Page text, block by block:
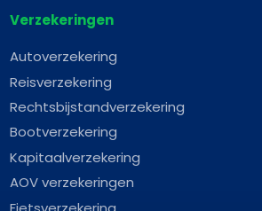
Verzekeringen
Autoverzekering
Reisverzekering
Rechtsbijstandverzekering
Bootverzekering
Kapitaalverzekering
AOV verzekeringen